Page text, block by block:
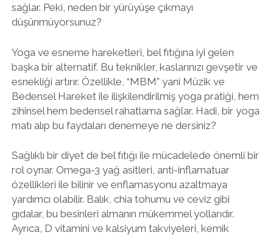
sağlar. Peki, neden bir yürüyüşe çıkmayı
düşünmüyorsunuz?
Yoga ve esneme hareketleri, bel fıtığına iyi gelen
başka bir alternatif. Bu teknikler, kaslarınızı gevşetir ve
esnekliği artırır. Özellikle, “MBM” yani Müzik ve
Bedensel Hareket ile ilişkilendirilmiş yoga pratiği, hem
zihinsel hem bedensel rahatlama sağlar. Hadi, bir yoga
matı alıp bu faydaları denemeye ne dersiniz?
Sağlıklı bir diyet de bel fıtığı ile mücadelede önemli bir
rol oynar. Omega-3 yağ asitleri, anti-inflamatuar
özellikleri ile bilinir ve enflamasyonu azaltmaya
yardımcı olabilir. Balık, chia tohumu ve ceviz gibi
gıdalar, bu besinleri almanın mükemmel yollarıdır.
Ayrıca, D vitamini ve kalsiyum takviyeleri, kemik